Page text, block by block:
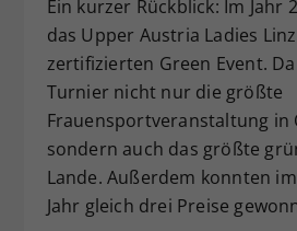
Ein kurzer Rückblick: Im Jahr
das Upper Austria Ladies
zertifizierten Green Event.
Turnier nicht nur die größte
Frauensportveranstaltung in
sondern auch das größte
Lande. Außerdem konnten
Jahr gleich drei Preise